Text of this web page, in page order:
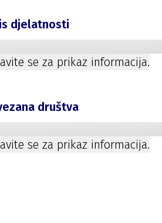
djelatnosti
se za prikaz informacija.
društva
se za prikaz informacija.